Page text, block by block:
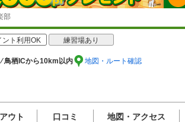
部
ント利用OK 練習場あり
鳥栖ICから10km以内 地図・ルート確認
ウト 口コミ 地図・アクセス